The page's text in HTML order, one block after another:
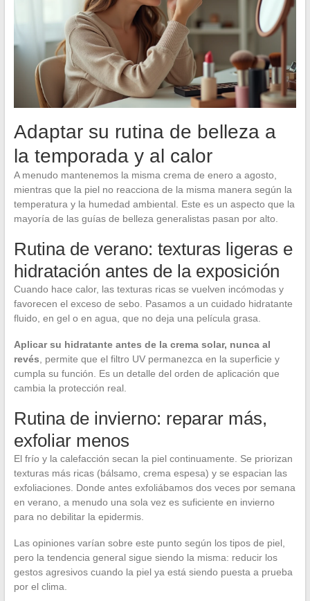
Adaptar su rutina de belleza a
la temporada y al calor
A menudo mantenemos la misma crema de enero a agosto,
mientras que la piel no reacciona de la misma manera según la
temperatura y la humedad ambiental. Este es un aspecto que la
mayoría de las guías de belleza generalistas pasan por alto.
Rutina de verano: texturas ligeras e
hidratación antes de la exposición
Cuando hace calor, las texturas ricas se vuelven incómodas y
favorecen el exceso de sebo. Pasamos a un cuidado hidratante
fluido, en gel o en agua, que no deja una película grasa.
Aplicar su hidratante antes de la crema solar, nunca al
revés , permite que el filtro UV permanezca en la superficie y
cumpla su función. Es un detalle del orden de aplicación que
cambia la protección real.
Rutina de invierno: reparar más,
exfoliar menos
El frío y la calefacción secan la piel continuamente. Se priorizan
texturas más ricas (bálsamo, crema espesa) y se espacian las
exfoliaciones. Donde antes exfoliábamos dos veces por semana
en verano, a menudo una sola vez es suficiente en invierno
para no debilitar la epidermis.
Las opiniones varían sobre este punto según los tipos de piel,
pero la tendencia general sigue siendo la misma: reducir los
gestos agresivos cuando la piel ya está siendo puesta a prueba
por el clima.